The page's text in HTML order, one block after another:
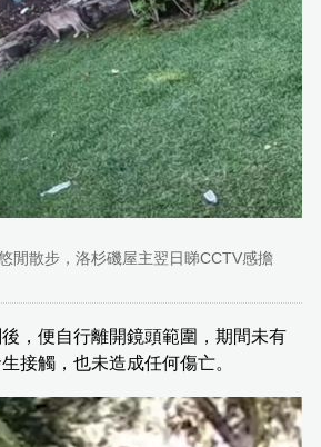
閒散步，洛杉磯屋主翌日睇CCTV感擔
，便自行離開鏡頭範圍，期間未有
接觸，也未造成任何傷亡。